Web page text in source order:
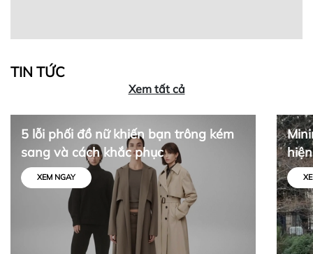
TIN TỨC
Xem tất cả
5 lỗi phối đồ nữ khiến bạn trông kém
sang và cách khắc phục
XEM NGAY
tối